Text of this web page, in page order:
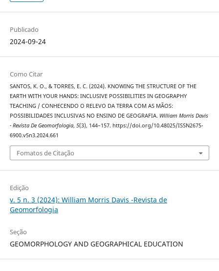
Publicado
2024-09-24
Como Citar
SANTOS, K. O., & TORRES, E. C. (2024). KNOWING THE STRUCTURE OF THE
EARTH WITH YOUR HANDS: INCLUSIVE POSSIBILITIES IN GEOGRAPHY
TEACHING / CONHECENDO O RELEVO DA TERRA COM AS MÃOS:
POSSIBILIDADES INCLUSIVAS NO ENSINO DE GEOGRAFIA. William Morris Davis
- Revista De Geomorfologia, 5(3), 144–157. https://doi.org/10.48025/ISSN2675-
6900.v5n3.2024.661
Fomatos de Citação
Edição
v. 5 n. 3 (2024): William Morris Davis -Revista de
Geomorfologia
Seção
GEOMORPHOLOGY AND GEOGRAPHICAL EDUCATION